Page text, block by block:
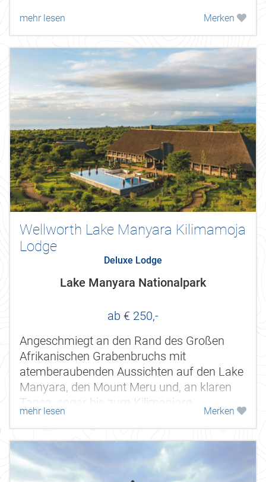
mehr lesen Merken
Wellworth Lake Manyara Kilimamoja
Lodge
Deluxe Lodge
Lake Manyara Nationalpark
ab € 250,-
Angeschmiegt an den Rand des Großen
Afrikanischen Grabenbruchs mit
atemberaubenden Aussichten auf den Lake
Manyara, den Mount Meru und, an klaren
Tagen, sogar bis zum Kilimanjaro.
mehr lesen Merken